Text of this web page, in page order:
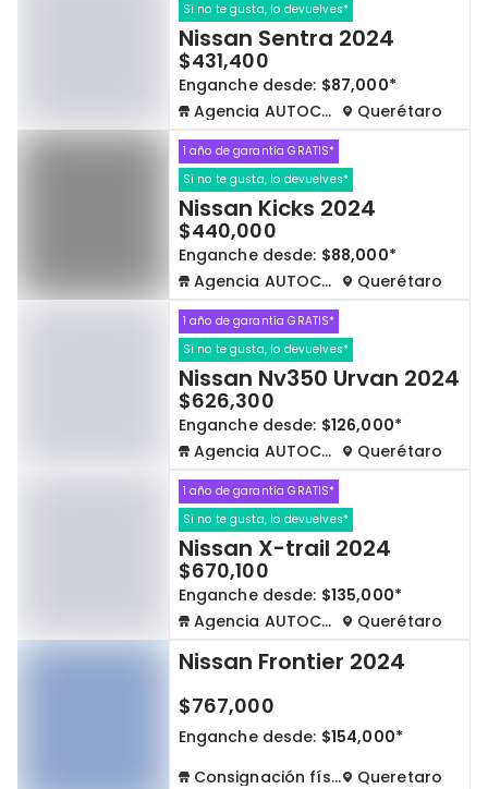
Si no te gusta, lo devuelves*
Nissan Sentra 2024
$431,400
Enganche desde: $87,000*
Agencia AUTOCOM
Querétaro
1 año de garantía GRATIS*
Si no te gusta, lo devuelves*
Nissan Kicks 2024
$440,000
Enganche desde: $88,000*
Agencia AUTOCOM
Querétaro
1 año de garantía GRATIS*
Si no te gusta, lo devuelves*
Nissan Nv350 Urvan 2024
$626,300
Enganche desde: $126,000*
Agencia AUTOCOM
Querétaro
1 año de garantía GRATIS*
Si no te gusta, lo devuelves*
Nissan X-trail 2024
$670,100
Enganche desde: $135,000*
Agencia AUTOCOM
Querétaro
Nissan Frontier 2024
$767,000
Enganche desde: $154,000*
Consignación física
Queretaro